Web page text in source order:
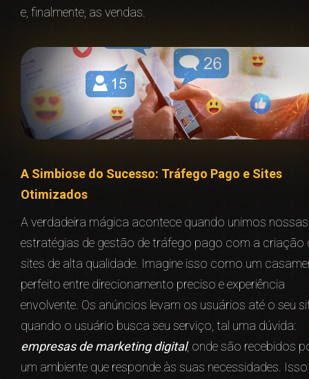
e, finalmente, as vendas.
A Simbiose do Sucesso: Tráfego Pago e Sites
Otimizados
A verdadeira mágica acontece quando unimos nossas
estratégias de gestão de tráfego pago com a criação
sites de alta qualidade. Imagine isso como um
perfeito entre direcionamento preciso e experiência
envolvente. Os anúncios levam os usuários até o seu
quando o usuário busca seu serviço, tal uma dúvida:
empresas de marketing digital, onde são recebidos
um ambiente que responde às suas necessidades.